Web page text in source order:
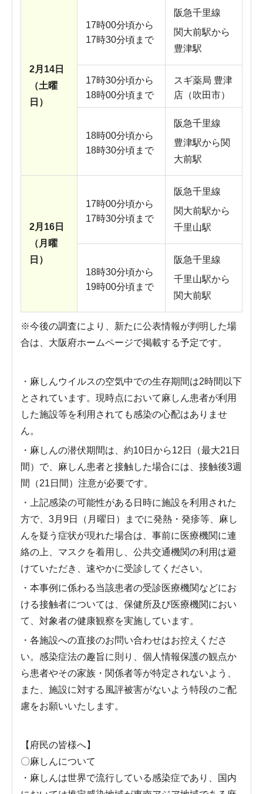
2月14日
（土曜
日）
17時00分頃から
17時30分頃まで
阪急千里線
関大前駅から
豊津駅
17時30分頃から
18時00分頃まで
スギ薬局 豊津
店（吹田市）
18時00分頃から
18時30分頃まで
阪急千里線
豊津駅から関
大前駅
2月16日
（月曜
日）
17時00分頃から
17時30分頃まで
阪急千里線
関大前駅から
千里山駅
18時30分頃から
19時00分頃まで
阪急千里線
千里山駅から
関大前駅
※今後の調査により、新たに公表情報が判明した場
合は、大阪府ホームページで掲載する予定です。
・麻しんウイルスの空気中での生存期間は2時間以下
とされています。現時点において麻しん患者が利用
した施設等を利用されても感染の心配はありませ
ん。
・麻しんの潜伏期間は、約10日から12日（最大21日
間）で、麻しん患者と接触した場合には、接触後3週
間（21日間）注意が必要です。
・上記感染の可能性がある日時に施設を利用された
方で、3月9日（月曜日）までに発熱・発疹等、麻し
んを疑う症状が現れた場合は、事前に医療機関に連
絡の上、マスクを着用し、公共交通機関の利用は避
けていただき、速やかに受診してください。
・本事例に係わる当該患者の受診医療機関などにお
ける接触者については、保健所及び医療機関におい
て、対象者の健康観察を実施しています。
・各施設への直接のお問い合わせはお控えくださ
い。感染症法の趣旨に則り、個人情報保護の観点か
ら患者やその家族・関係者等が特定されないよう、
また、施設に対する風評被害がないよう特段のご配
慮をお願いいたします。
【府民の皆様へ】
〇麻しんについて
・麻しんは世界で流行している感染症であり、国内